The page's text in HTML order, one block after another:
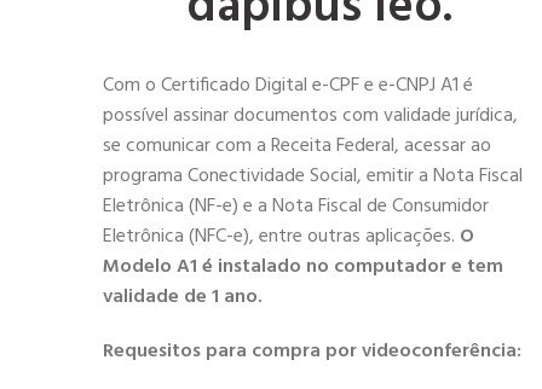
Com o Certificado Digital e-CPF e e-CNPJ A1 é
possível assinar documentos com validade jurídica,
se comunicar com a Receita Federal, acessar ao
programa Conectividade Social, emitir a Nota Fiscal
Eletrônica (NF-e) e a Nota Fiscal de Consumidor
Eletrônica (NFC-e), entre outras aplicações. O
Modelo A1 é instalado no computador e tem
validade de 1 ano.
Requesitos para compra por videoconferência: